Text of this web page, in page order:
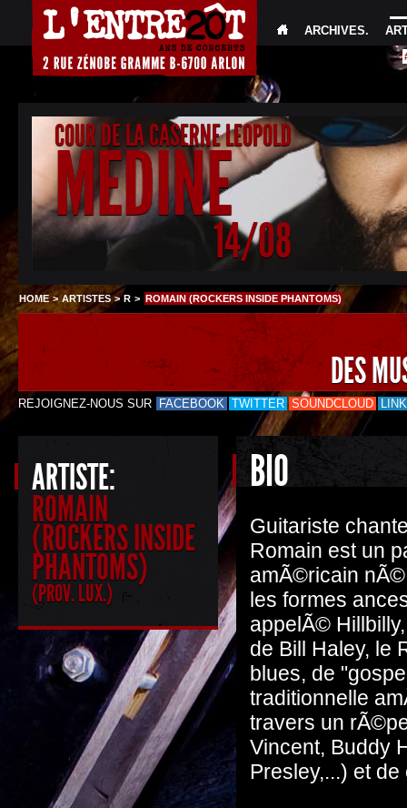
ARCHIVES.
COUR DE LA CASERNE LEOPOLD
MEDINE
14/08
HOME >ARTISTES>R > ROMAIN (ROCKERS INSIDE PHANTOMS)
DES
REJOIGNEZ-NOUS SUR FACEBOOK TWITTER SOUNDCLOUD
ARTISTE:
ROMAIN
(ROCKERS INSIDE
PHANTOMS)
(PROV. LUX.)
BIO
Guitariste
Romain est un
amÃ©ricain
les formes
appelÃ©
de Bill Haley, le
blues, de
traditionnelle
travers un
Vincent, Buddy
Presley,...) et